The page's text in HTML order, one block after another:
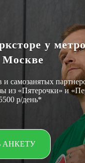
у
Москве
самозанятых
из «Пятерочки» и
р/день*
АНКЕТУ